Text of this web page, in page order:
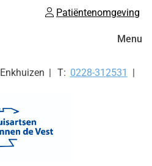
Patiëntenomgeving
Enkhuizen Tel:
0228-312531
Menu